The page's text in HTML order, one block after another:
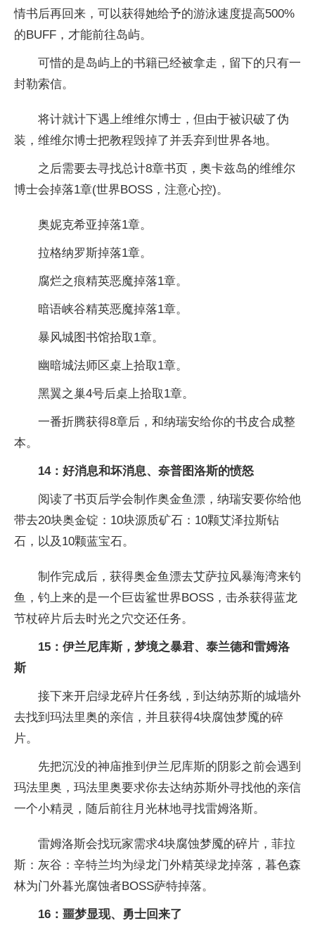
情书后再回来，可以获得她给予的游泳速度提高500%
的BUFF，才能前往岛屿。
可惜的是岛屿上的书籍已经被拿走，留下的只有一
封勒索信。
将计就计下遇上维维尔博士，但由于被识破了伪
装，维维尔博士把教程毁掉了并丢弃到世界各地。
之后需要去寻找总计8章书页，奥卡兹岛的维维尔
博士会掉落1章(世界BOSS，注意心控)。
奥妮克希亚掉落1章。
拉格纳罗斯掉落1章。
腐烂之痕精英恶魔掉落1章。
暗语峡谷精英恶魔掉落1章。
暴风城图书馆拾取1章。
幽暗城法师区桌上拾取1章。
黑翼之巢4号后桌上拾取1章。
一番折腾获得8章后，和纳瑞安给你的书皮合成整
本。
14：好消息和坏消息、奈普图洛斯的愤怒
阅读了书页后学会制作奥金鱼漂，纳瑞安要你给他
带去20块奥金锭：10块源质矿石：10颗艾泽拉斯钻
石，以及10颗蓝宝石。
制作完成后，获得奥金鱼漂去艾萨拉风暴海湾来钓
鱼，钓上来的是一个巨齿鲨世界BOSS，击杀获得蓝龙
节杖碎片后去时光之穴交还任务。
15：伊兰尼库斯，梦境之暴君、泰兰德和雷姆洛
斯
接下来开启绿龙碎片任务线，到达纳苏斯的城墙外
去找到玛法里奥的亲信，并且获得4块腐蚀梦魇的碎
片。
先把沉没的神庙推到伊兰尼库斯的阴影之前会遇到
玛法里奥，玛法里奥要求你去达纳苏斯外寻找他的亲信
一个小精灵，随后前往月光林地寻找雷姆洛斯。
雷姆洛斯会找玩家需求4块腐蚀梦魇的碎片，菲拉
斯：灰谷：辛特兰均为绿龙门外精英绿龙掉落，暮色森
林为门外暮光腐蚀者BOSS萨特掉落。
16：噩梦显现、勇士回来了